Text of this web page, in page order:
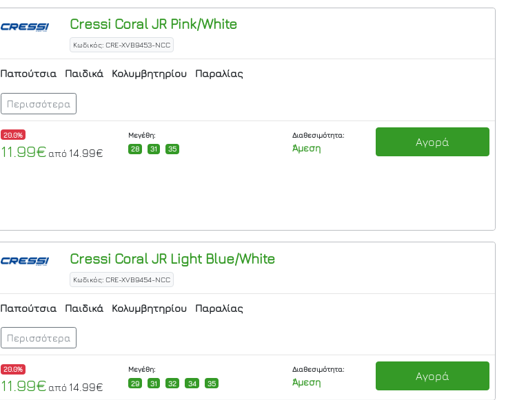
Cressi Coral JR Pink/White
Κωδικός: CRE-XVB9453-NCC
Παπούτσια Παιδικά Κολυμβητηρίου Παραλίας
Περισσότερα
20.0%
11.99€ από 14.99€
Μεγέθη:
28
31 35
Διαθεσιμότητα:
Άμεση Αγορά
Cressi Coral JR Light Blue/White
Κωδικός: CRE-XVB9454-NCC
Παπούτσια Παιδικά Κολυμβητηρίου Παραλίας
Περισσότερα
20.0%
11.99€ από 14.99€
Μεγέθη:
29
31 32 34 35
Διαθεσιμότητα:
Άμεση Αγορά